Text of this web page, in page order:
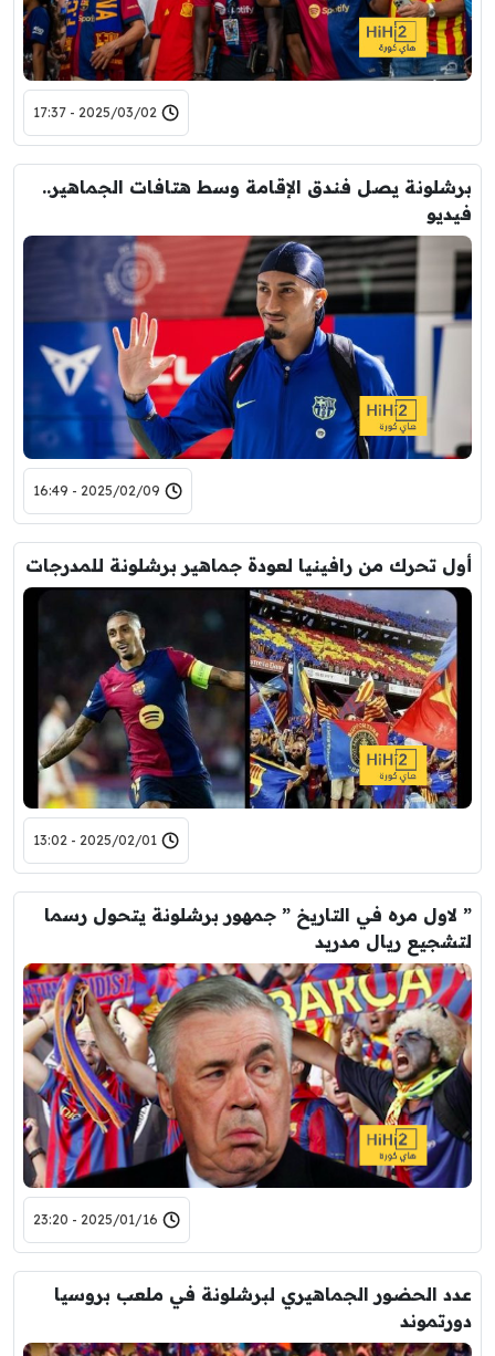
2025/03/02 - 17:37
برشلونة يصل فندق الإقامة وسط هتافات الجماهير..
فيديو
2025/02/09 - 16:49
أول تحرك من رافينيا لعودة جماهير برشلونة للمدرجات
2025/02/01 - 13:02
” لاول مره في التاريخ ” جمهور برشلونة يتحول رسما
لتشجيع ريال مدريد
2025/01/16 - 23:20
عدد الحضور الجماهيري لبرشلونة في ملعب بروسيا
دورتموند